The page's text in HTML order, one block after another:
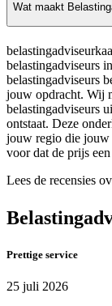
Wat maakt
belastingadviseurs
belastingadviseurs
jouw opdracht. Wij
belastingadviseurs
ontstaat. Deze
jouw regio die jouw
voor dat de prijs
Lees de recensies
Prettige service
25 juli 2026